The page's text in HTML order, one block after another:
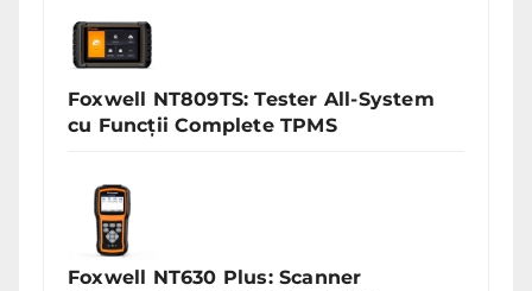
Foxwell NT809TS: Tester All-System
cu Funcții Complete TPMS
Foxwell NT630 Plus: Scanner